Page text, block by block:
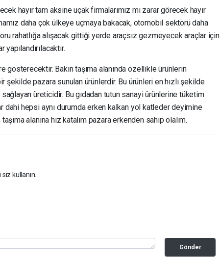
hayır tam aksine uçak firmalarımız mı zarar görecek hayır
daha çok ülkeye uçmaya bakacak, otomobil sektörü daha
rahatlığa alışacak gittiği yerde araçsız gezmeyecek araçlar için
Bakın taşıma alanında özellikle ürünlerin
şekilde pazara sunulan ürünlerdir. Bu ürünleri en hızlı şekilde
üreticidir. Bu gıdadan tutun sanayi ürünlerine tüketim
dahi hepsi aynı durumda erken kalkan yol katleder deyimine
alanına hız katalım pazara erkenden sahip olalım.
kullanın.
Gönder